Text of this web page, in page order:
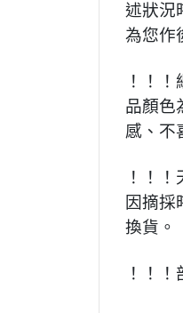
述狀況
為您作
！！
品顏色
感、不
！！
因摘採
換貨。
！！